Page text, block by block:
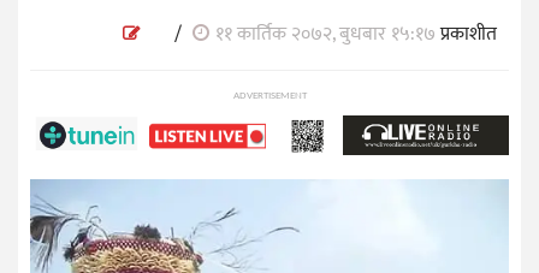
/ ११ कार्तिक २०७२, बुधबार १५:१७प्रकाशीत
ADVERTISEMENT